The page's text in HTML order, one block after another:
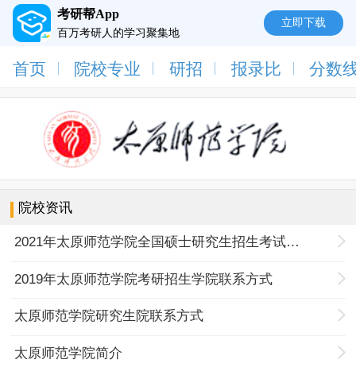
考研帮App
百万考研人的学习聚集地
立即下载
首页 院校专业 研招 报录比 分数
院校资讯
2021年太原师范学院全国硕士研究生招生考试疫情防控工作公告
2019年太原师范学院考研招生学院联系方式
太原师范学院研究生院联系方式
太原师范学院简介